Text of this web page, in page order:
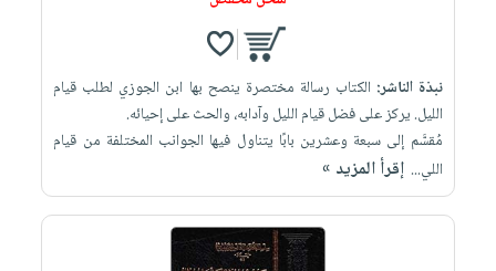
نبذة الناشر: الكتاب رسالة مختصرة ينصح بها ابن الجوزي لطلب قيام
الليل. يركز على فضل قيام الليل وآدابه، والحث على إحيائه.
مُقسَّم إلى سبعة وعشرين بابًا يتناول فيها الجوانب المختلفة من قيام
اللي... إقرأ المزيد »